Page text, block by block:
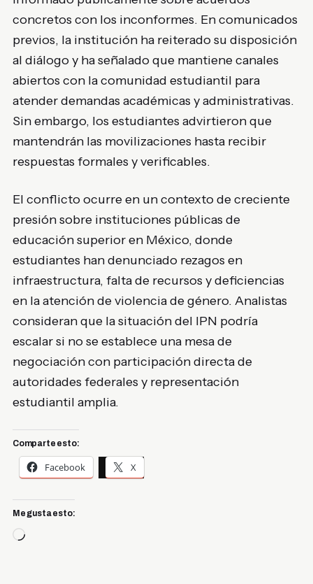
concretos con los inconformes. En comunicados
previos, la institución ha reiterado su disposición
al diálogo y ha señalado que mantiene canales
abiertos con la comunidad estudiantil para
atender demandas académicas y administrativas.
Sin embargo, los estudiantes advirtieron que
mantendrán las movilizaciones hasta recibir
respuestas formales y verificables.
El conflicto ocurre en un contexto de creciente
presión sobre instituciones públicas de
educación superior en México, donde
estudiantes han denunciado rezagos en
infraestructura, falta de recursos y deficiencias
en la atención de violencia de género. Analistas
consideran que la situación del IPN podría
escalar si no se establece una mesa de
negociación con participación directa de
autoridades federales y representación
estudiantil amplia.
Comparte esto:
Facebook X
Me gusta esto:
Cargando...